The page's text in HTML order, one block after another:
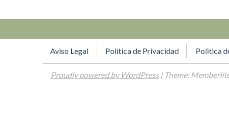
Aviso Legal Política de Privacidad Politica
Proudly powered by WordPress| Theme: